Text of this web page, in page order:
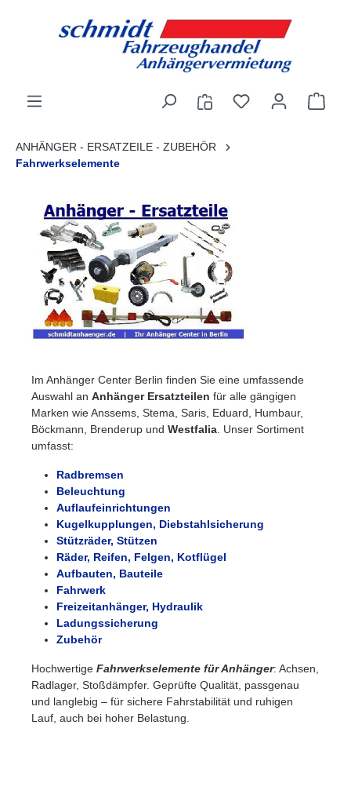
ANHÄNGER - ERSATZEILE - ZUBEHÖR
Fahrwerkselemente
Im Anhänger Center Berlin finden Sie eine umfassende
Auswahl an Anhänger Ersatzteilen für alle gängigen
Marken wie Anssems, Stema, Saris, Eduard, Humbaur,
Böckmann, Brenderup und Westfalia. Unser Sortiment
umfasst:
Radbremsen
Beleuchtung
Auflaufeinrichtungen
Kugelkupplungen, Diebstahlsicherung
Stützräder, Stützen
Räder, Reifen, Felgen, Kotflügel
Aufbauten, Bauteile
Fahrwerk
Freizeitanhänger, Hydraulik
Ladungssicherung
Zubehör
Hochwertige Fahrwerkselemente für Anhänger: Achsen,
Radlager, Stoßdämpfer. Geprüfte Qualität, passgenau
und langlebig – für sichere Fahrstabilität und ruhigen
Lauf, auch bei hoher Belastung.